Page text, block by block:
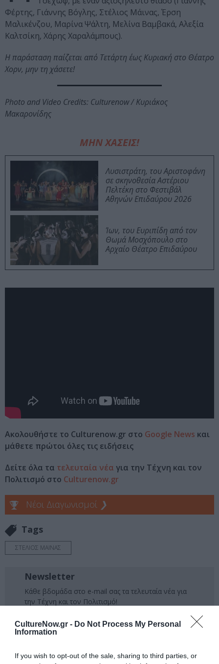
CultureNow.gr - Do Not Process My Personal
Information
If you wish to opt-out of the sale, sharing to third parties, or
Φέρτης, Γιάννης Βόγλης, Στέλιος Μάινας, Έρση
Μαλικένζου, Μαρίνα Ψάλτη, Μελίνα Βαμβακά, Αλεξία
Καλτσίκη, Χάρης Χαραλάμπους).
Η παράσταση παίζεται από Τετάρτη έως Κυριακή στο Θέατρο
Χορν, μην τη χάσετε!
Photo and Video Credits: Culturenow / Κυριάκος
Μακαρονίδης
ΜΗΝ ΧΑΣΕΙΣ!
Λυσιστράτη, του Αριστοφάνη
σε σκηνοθεσία Αστέριου
Πελτέκη στο Φεστιβάλ
Αθηνών Επιδαύρου 2026
Ίων, του Ευριπίδη από τον
Θωμά Μοσχόπουλο στο
Αρχαίο Θέατρο Επιδαύρου
Ακολουθήστε το Culturenow.gr στο Google News και
μάθετε πρώτοι όλες τις ειδήσεις
Δείτε όλα τα τελευταία νέα για την Τέχνη και τον
Πολιτισμό στο Culturenow.gr
Νέοι Διαγωνισμοί ❯
Tags
ΣΤΕΛΙΟΣ ΜΑΙΝΑΣ
Newsletter
Κάθε βδομάδα στο e-mail σας τα τελευταία νέα για
την Τέχνη και τον Πολιτισμό!